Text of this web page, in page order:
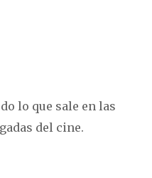
lo que sale en las
del cine.